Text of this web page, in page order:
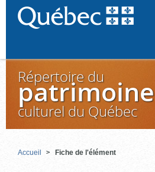
Répertoire du
patrimoine
culturel du Québec
Accueil Fiche de l'élément